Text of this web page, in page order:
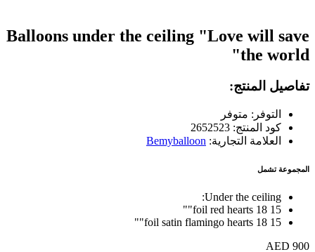
Balloons under the ceiling "Love will save
the world"
تفاصيل المنتج:
التوفر: متوفر
كود المنتج: 2652523
العلامة التجارية: Bemyballoon
المجموعة تشمل
Under the ceiling:
15 foil red hearts 18""
15 foil satin flamingo hearts 18""
900 AED